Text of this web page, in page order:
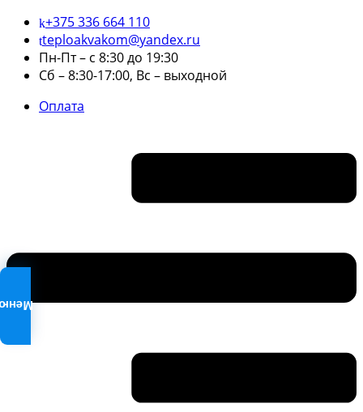
+375 336 664 110
teploakvakom@yandex.ru
Пн-Пт – с 8:30 до 19:30
Сб – 8:30-17:00, Вс – выходной
Оплата